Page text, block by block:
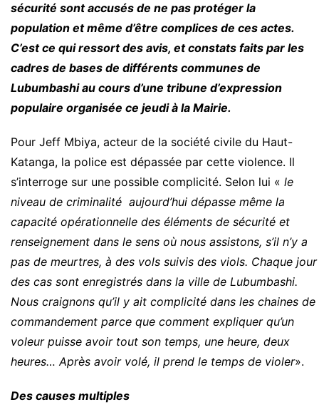
sécurité sont accusés de ne pas protéger la
population et même d’être complices de ces actes.
C’est ce qui ressort des avis, et constats faits par les
cadres de bases de différents communes de
Lubumbashi au cours d’une tribune d’expression
populaire organisée ce jeudi à la Mairie.
Pour Jeff Mbiya, acteur de la société civile du Haut-
Katanga, la police est dépassée par cette violence. Il
s’interroge sur une possible complicité. Selon lui « le
niveau de criminalité aujourd’hui dépasse même la
capacité opérationnelle des éléments de sécurité et
renseignement dans le sens où nous assistons, s’il n’y a
pas de meurtres, à des vols suivis des viols. Chaque jour
des cas sont enregistrés dans la ville de Lubumbashi.
Nous craignons qu’il y ait complicité dans les chaines de
commandement parce que comment expliquer qu’un
voleur puisse avoir tout son temps, une heure, deux
heures… Après avoir volé, il prend le temps de violer».
Des causes multiples